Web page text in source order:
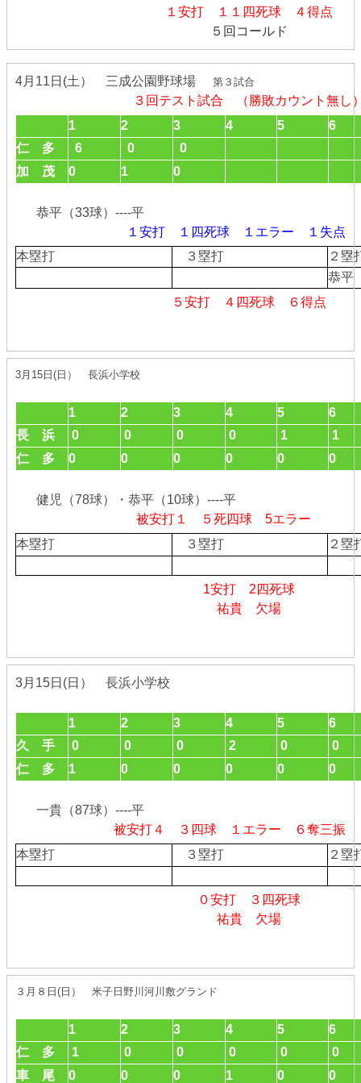
１安打 １１四死球 ４得点
５回コールド
4月11日(土） 三成公園野球場 第３試合
３回テスト試合 （勝敗カウント無し
1
2 3 4 5
6
仁 多
6 0
0
加 茂
0 1 0
恭平（33球）----平
１安打 １四死球 １エラー １失点
本塁打
３塁打
２
恭平
５安打 ４四死球 ６得点
3月15日(日） 長浜小学校
1 2 3 4 5
6
長 浜
0 0 0 0 1
1
仁 多
0 0 0 0 0 0
健児（78球）・恭平（10球）----平
被安打１ ５死四球 5エラー
本塁打
３塁打 ２
1安打 2四死球
祐貴 欠場
3月15日(日） 長浜小学校
1 2 3 4 5
6
久 手
0 0 0 2 0
0
仁 多
1 0 0 0 0 0
一貴（87球）----平
被安打４ ３四球 １エラー ６奪三振
本塁打
３塁打 ２
０安打 ３四死球
祐貴 欠場
３月８日(日） 米子日野川河川敷グランド
1 2 3 4 5
6
仁 多
1 0 0 0 0
0
車 尾
0 0 0 1 0 0